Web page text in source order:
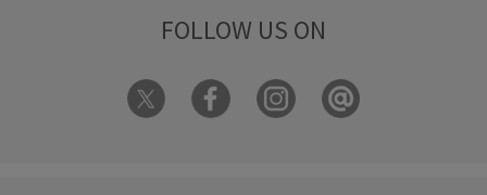
FOLLOW US ON